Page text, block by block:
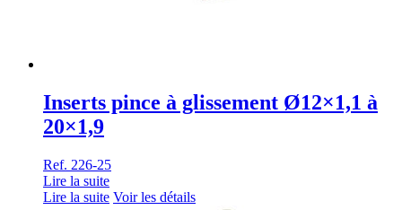
Inserts pince à glissement Ø12×1,1 à
20×1,9
Ref. 226-25
Lire la suite
Lire la suite Voir les détails